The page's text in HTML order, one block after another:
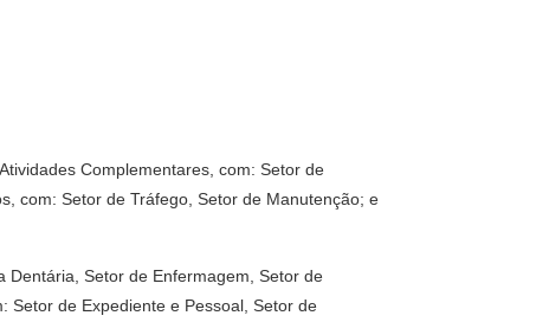
Complementares, com: Setor de
com: Setor de Tráfego, Setor de Manutenção; e
Dentária, Setor de Enfermagem, Setor de
Setor de Expediente e Pessoal, Setor de